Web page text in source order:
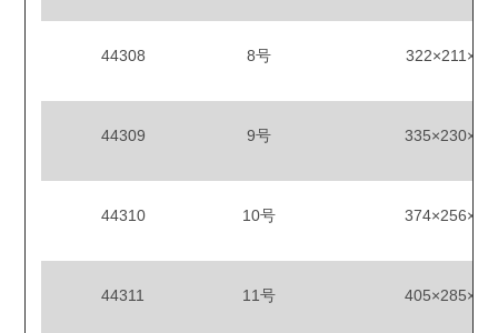
44308 8号 322×211×12
44309 9号 335×230×12
44310 10号 374×256×12
44311 11号 405×285×12